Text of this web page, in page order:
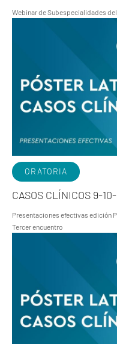
Webinar de Subespecialidades
ORATORIA
CASOS CLÍNICOS 9-10-
Presentaciones efectivas edición
Tercer encuentro